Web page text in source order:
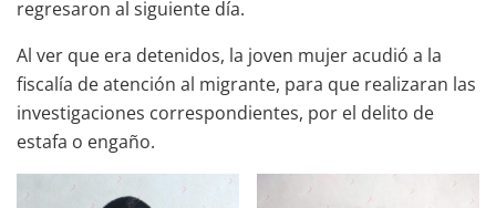
regresaron al siguiente día.
Al ver que era detenidos, la joven mujer acudió a la
fiscalía de atención al migrante, para que realizaran las
investigaciones correspondientes, por el delito de
estafa o engaño.